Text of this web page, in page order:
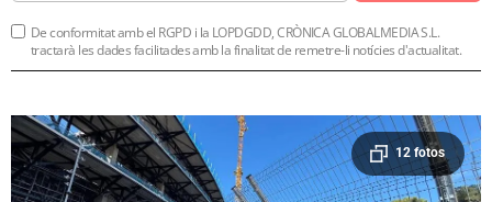
De conformitat amb el RGPD i la LOPDGDD, CRÒNICA GLOBALMEDIA S.L.
tractarà les dades facilitades amb la finalitat de remetre-li notícies d'actualitat.
12 fotos